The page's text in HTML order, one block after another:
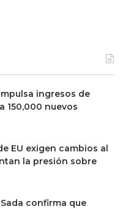
ingresos de
150,000 nuevos
EU exigen cambios al
la presión sobre
Sada confirma que